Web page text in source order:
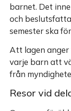
barnet. Det
och
semester ska
Att lagen
varje barn att
från
Resor vid